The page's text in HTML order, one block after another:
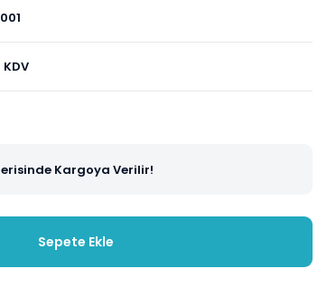
Kargoya Verilir!
Sepete Ekle